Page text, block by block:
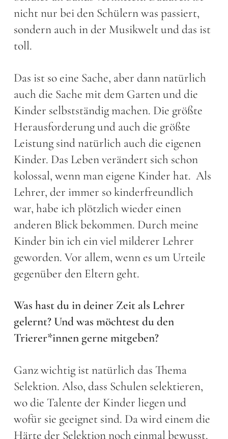
nicht nur bei den Schülern was passiert,
sondern auch in der Musikwelt und das ist
toll.
Das ist so eine Sache, aber dann natürlich
auch die Sache mit dem Garten und die
Kinder selbstständig machen. Die größte
Herausforderung und auch die größte
Leistung sind natürlich auch die eigenen
Kinder. Das Leben verändert sich schon
kolossal, wenn man eigene Kinder hat. Als
Lehrer, der immer so kinderfreundlich
war, habe ich plötzlich wieder einen
anderen Blick bekommen. Durch meine
Kinder bin ich ein viel milderer Lehrer
geworden. Vor allem, wenn es um Urteile
gegenüber den Eltern geht.
Was hast du in deiner Zeit als Lehrer
gelernt? Und was möchtest du den
Trierer*innen gerne mitgeben?
Ganz wichtig ist natürlich das Thema
Selektion. Also, dass Schulen selektieren,
wo die Talente der Kinder liegen und
wofür sie geeignet sind. Da wird einem die
Härte der Selektion noch einmal bewusst.